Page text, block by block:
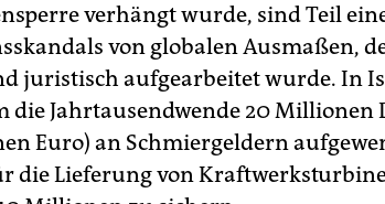
verhängt wurde, sind Teil
von globalen Ausmaßen,
juristisch aufgearbeitet wurde. In
die Jahrtausendwende 20
Euro) an Schmiergeldern
die Lieferung von